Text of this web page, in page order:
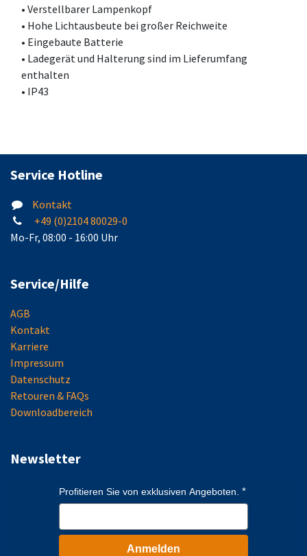
• Verstellbarer Lampenkopf
• Hohe Lichtausbeute bei großer Reichweite
• Eingebaute Batterie
• Ladegerät und Halterung sind im Lieferumfang
enthalten
• IP43
Service Hotline
Kontakt
+49 (0)2104 80029-0
Mo-Fr, 08:00 - 16:00 Uhr
Service/Hilfe
AGB
Kontakt
Karriere
Impressum
Datenschutz
Retouren & FAQs
Downloadbereich
Newsletter
Profitieren Sie von exklusiven Angeboten.
Anmelden